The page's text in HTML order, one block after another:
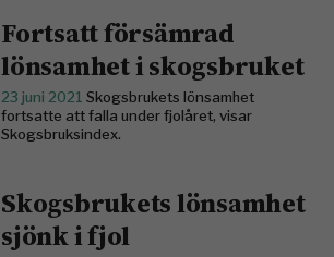
Fortsatt försämrad
lönsamhet i skogsbruket
23 juni 2021 Skogsbrukets lönsamhet
fortsatte att falla under fjolåret, visar
Skogsbruksindex.
Skogsbrukets lönsamhet
sjönk i fjol